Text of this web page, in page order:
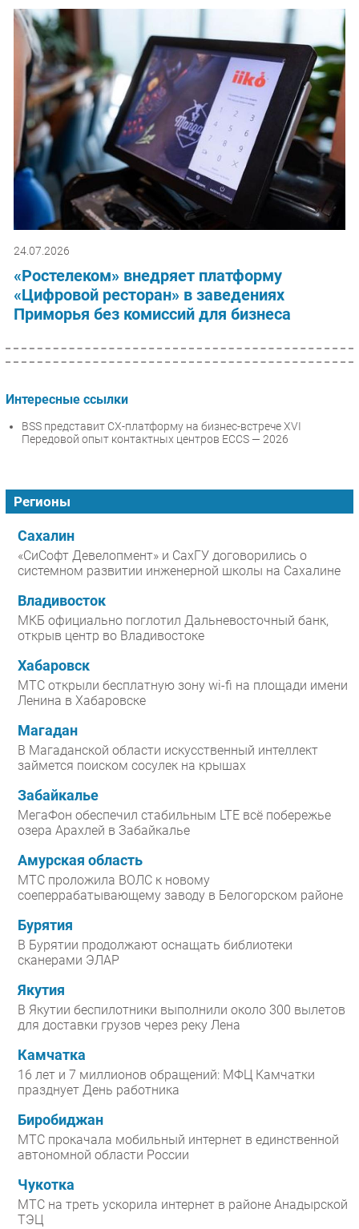
24.07.2026
«Ростелеком» внедряет платформу
«Цифровой ресторан» в заведениях
Приморья без комиссий для бизнеса
Интересные ссылки
BSS представит CX-платформу на бизнес-встрече XVI
Передовой опыт контактных центров ECCS — 2026
Регионы
Сахалин
«СиСофт Девелопмент» и СахГУ договорились о
системном развитии инженерной школы на Сахалине
Владивосток
МКБ официально поглотил Дальневосточный банк,
открыв центр во Владивостоке
Хабаровск
МТС открыли бесплатную зону wi-fi на площади имени
Ленина в Хабаровске
Магадан
В Магаданской области искусственный интеллект
займется поиском сосулек на крышах
Забайкалье
МегаФон обеспечил стабильным LTE всё побережье
озера Арахлей в Забайкалье
Амурская область
МТС проложила ВОЛС к новому
соеперрабатывающему заводу в Белогорском районе
Бурятия
В Бурятии продолжают оснащать библиотеки
сканерами ЭЛАР
Якутия
В Якутии беспилотники выполнили около 300 вылетов
для доставки грузов через реку Лена
Камчатка
16 лет и 7 миллионов обращений: МФЦ Камчатки
празднует День работника
Биробиджан
МТС прокачала мобильный интернет в единственной
автономной области России
Чукотка
МТС на треть ускорила интернет в районе Анадырской
ТЭЦ